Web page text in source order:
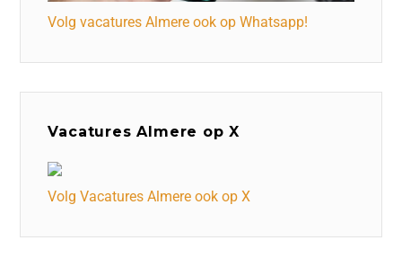
Volg vacatures Almere ook op Whatsapp!
Vacatures Almere op X
Volg Vacatures Almere ook op X